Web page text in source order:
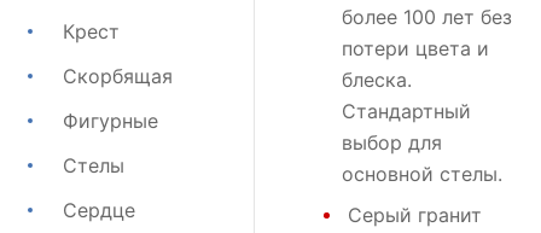
Крест
Скорбящая
Фигурные
Стелы
Сердце
более 100 лет без
потери цвета и
блеска.
Стандартный
выбор для
основной стелы.
Серый гранит